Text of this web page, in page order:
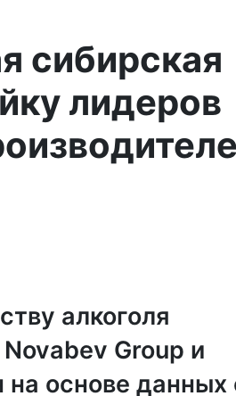
сибирская
лидеров
алкоголя
Group и
на основе данных